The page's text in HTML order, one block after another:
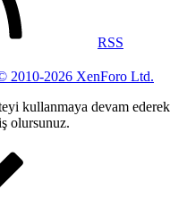
RSS
2010-2026 XenForo Ltd.
kullanmaya devam ederek
olursunuz.